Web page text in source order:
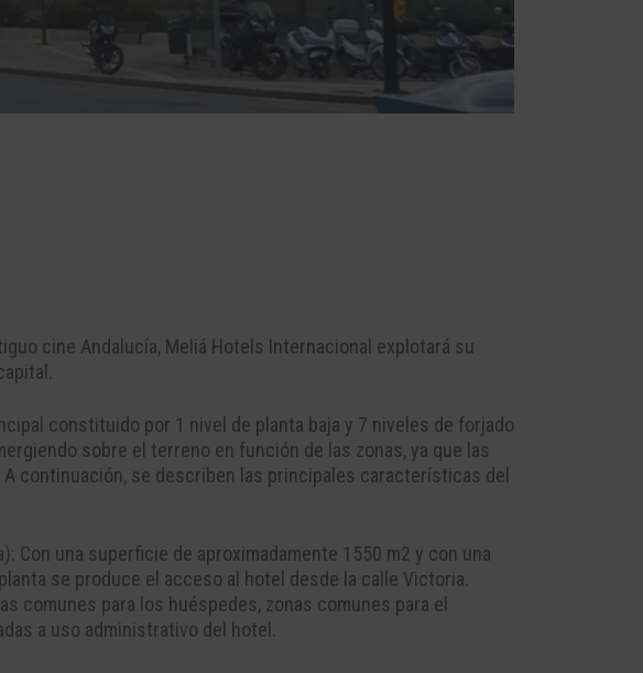
cine Andalucía, Meliá Hotels Internacional explotará su
constituido por 1 nivel de planta baja y 7 niveles de forjado
sobre el terreno en función de las zonas, ya que las
continuación, se describen las principales características del
Con una superficie de aproximadamente 1550 m2 y con una
se produce el acceso al hotel desde la calle Victoria.
comunes para los huéspedes, zonas comunes para el
a uso administrativo del hotel.